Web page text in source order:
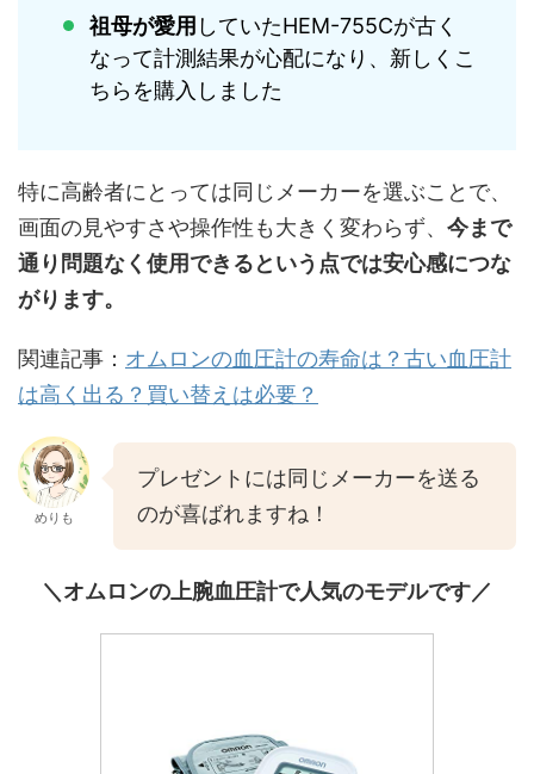
祖母が愛用 していたHEM-755Cが古く
なって計測結果が心配になり、新しくこ
ちらを購入しました
特に高齢者にとっては同じメーカーを選ぶことで、
画面の見やすさや操作性も大きく変わらず、 今まで
通り問題なく使用できるという点では安心感につな
がります。
関連記事： オムロンの血圧計の寿命は？古い血圧計
は高く出る？買い替えは必要？
めりも
プレゼントには同じメーカーを送る
のが喜ばれますね！
＼オムロンの上腕血圧計で人気のモデルです／